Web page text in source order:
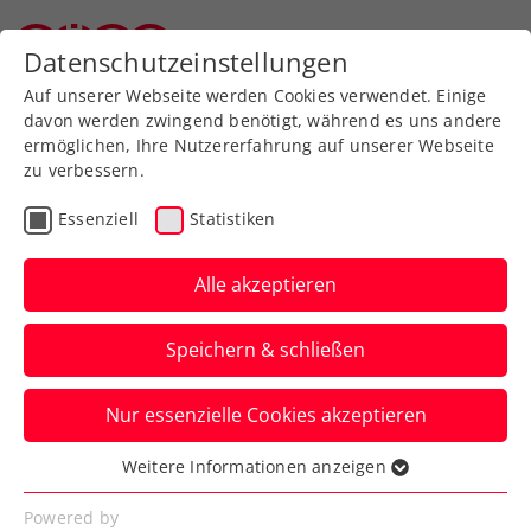
Zurück zur Newsübersicht
WTA
Gleichberechtigung im
Sport: Zwischen
Hürdenlauf und
Höhenflug
Die FE&MALE Sports Conference
„Advantage Ladies“ beim Upper Austria
Ladies Linz – ein voller Erfolg.
Datenschutzeinstellungen
Auf unserer Webseite werden Cookies verwendet. Einige
davon werden zwingend benötigt, während es uns andere
ermöglichen, Ihre Nutzererfahrung auf unserer Webseite
zu verbessern.
Essenziell Statistiken
Alle akzeptieren
Speichern & schließen
Nur essenzielle Cookies akzeptieren
Essenziell
Essenzielle Cookies werden für grundlegende
Weitere Informationen anzeigen
Powered by